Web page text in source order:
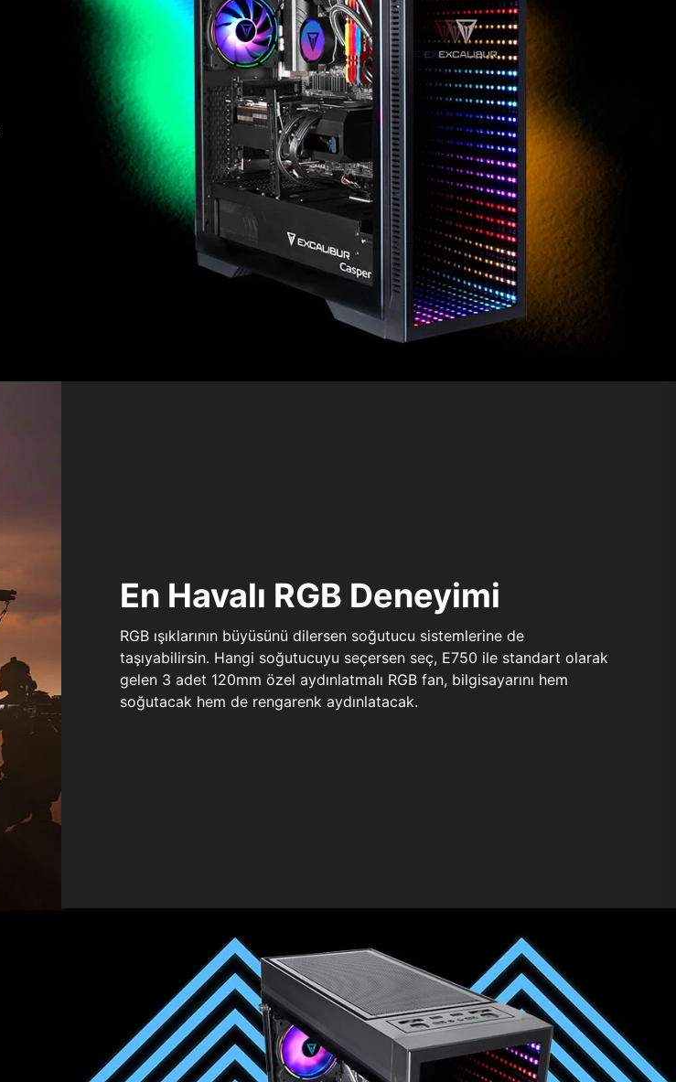
En Havalı RGB Deneyimi
RGB ışıklarının büyüsünü dilersen soğutucu sistemlerine de
taşıyabilirsin. Hangi soğutucuyu seçersen seç, E750 ile standart olarak
gelen 3 adet 120mm özel aydınlatmalı RGB fan, bilgisayarını hem
soğutacak hem de rengarenk aydınlatacak.